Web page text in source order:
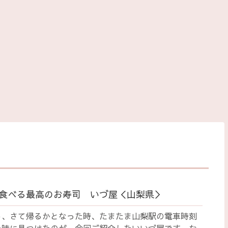
べる最高のお寿司 いづ屋＜山梨県＞
さて帰るかとなった時、たまたま山梨駅の電車時刻